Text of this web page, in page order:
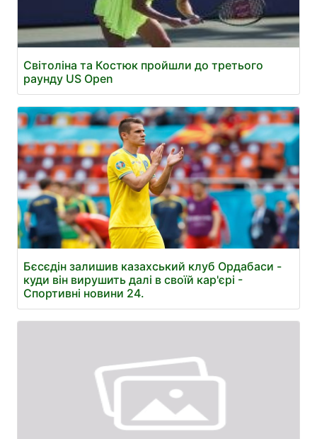
Світоліна та Костюк пройшли до третього
раунду US Open
Бєсєдін залишив казахський клуб Ордабаси -
куди він вирушить далі в своїй кар'єрі -
Спортивні новини 24.